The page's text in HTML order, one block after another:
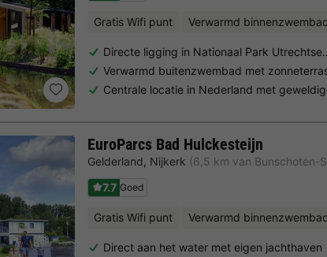
Gratis Wifi punt Verwarmd
Directe ligging in Nationaal Park
Verwarmd buitenzwembad met
Centrale locatie in Nederland met
EuroParcs Bad Hulckesteijn
Gelderland, Nijkerk (6,5 km van Bunschoten-
7.7 Goed
Gratis Wifi punt Verwarmd
Direct aan het water met eigen jachthaven